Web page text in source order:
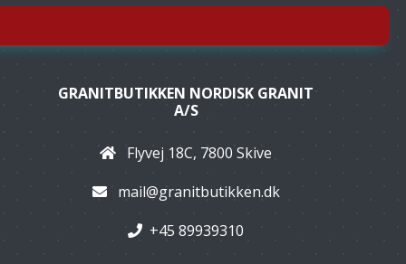
GRANITBUTIKKEN NORDISK GRANIT
A/S
Flyvej 18C, 7800 Skive
mail@granitbutikken.dk
+45 89939310